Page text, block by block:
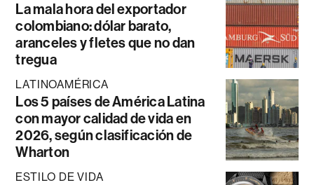
La mala hora del exportador
colombiano: dólar barato,
aranceles y fletes que no dan
tregua
LATINOAMÉRICA
Los 5 países de América Latina
con mayor calidad de vida en
2026, según clasificación de
Wharton
ESTILO DE VIDA